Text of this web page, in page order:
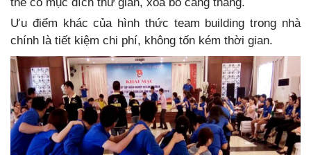
Ưu điểm khác của hình thức team building trong nhà
chính là tiết kiệm chi phí, không tốn kém thời gian.